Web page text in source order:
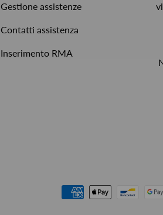
Gestione assistenze
Contatti assistenza
Inserimento RMA
Metodi di pagamento accettati